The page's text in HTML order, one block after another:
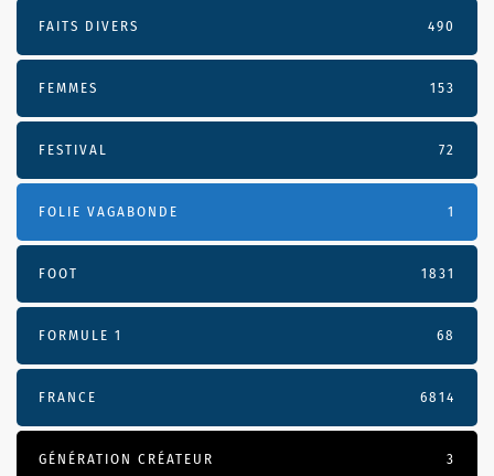
FAITS DIVERS 490
FEMMES 153
FESTIVAL 72
FOLIE VAGABONDE 1
FOOT 1831
FORMULE 1 68
FRANCE 6814
GÉNÉRATION CRÉATEUR 3